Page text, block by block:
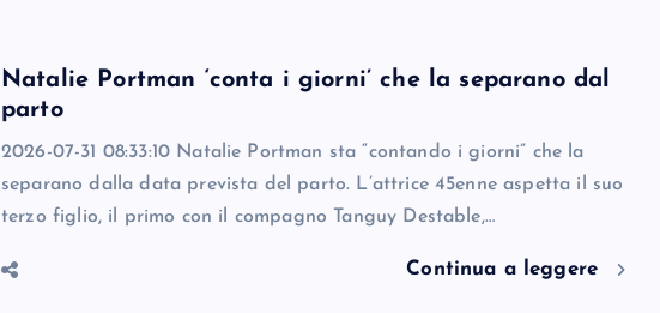
Natalie Portman ‘conta i giorni’ che la separano dal
parto
2026-07-31 08:33:10 Natalie Portman sta “contando i giorni” che la
separano dalla data prevista del parto. L’attrice 45enne aspetta il suo
terzo figlio, il primo con il compagno Tanguy Destable,…
Continua a leggere